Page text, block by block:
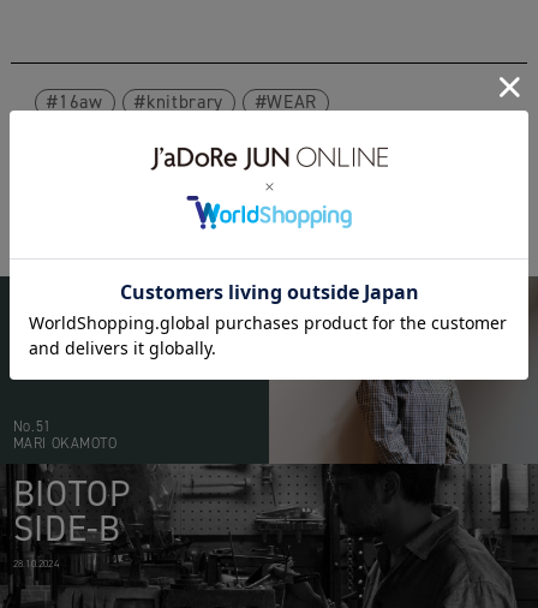
16aw knitbrary WEAR
BIOTOP
PEOPLE
No.51
MARI OKAMOTO
BIOTOP
SIDE-B
28.10.2024